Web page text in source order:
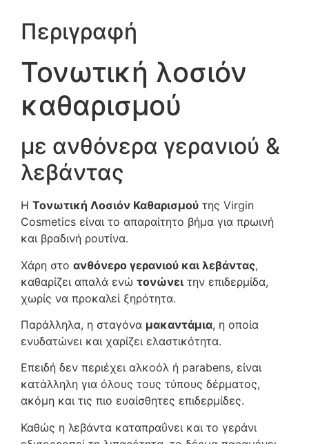
Περιγραφή
Τονωτική λοσιόν
καθαρισμού
με ανθόνερα γερανιού &
λεβάντας
Η Τονωτική Λοσιόν Καθαρισμού της Virgin
Cosmetics είναι το απαραίτητο βήμα για πρωινή
και βραδινή ρουτίνα.
Χάρη στο ανθόνερο γερανιού και λεβάντας,
καθαρίζει απαλά ενώ τονώνει την επιδερμίδα,
χωρίς να προκαλεί ξηρότητα.
Παράλληλα, η σταγόνα μακαντάμια, η οποία
ενυδατώνει και χαρίζει ελαστικότητα.
Επειδή δεν περιέχει αλκοόλ ή parabens, είναι
κατάλληλη για όλους τους τύπους δέρματος,
ακόμη και τις πιο ευαίσθητες επιδερμίδες.
Καθώς η λεβάντα καταπραΰνει και το γεράνι